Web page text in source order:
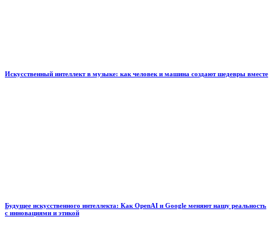
Искусственный интеллект в музыке: как человек и машина создают шедевры вместе
Будущее искусственного интеллекта: Как OpenAI и Google меняют нашу реальность
с инновациями и этикой